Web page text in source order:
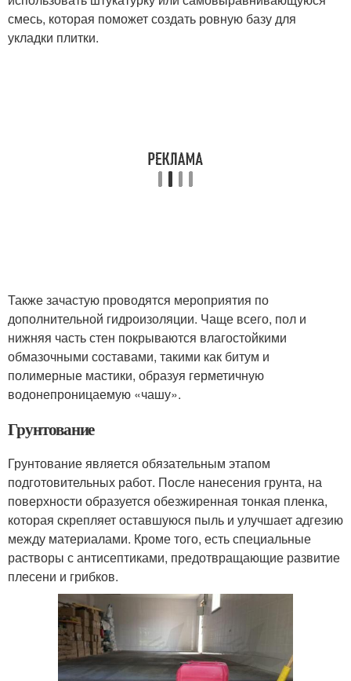
смесь, которая поможет создать ровную базу для
укладки плитки.
Также зачастую проводятся мероприятия по
дополнительной гидроизоляции. Чаще всего, пол и
нижняя часть стен покрываются влагостойкими
обмазочными составами, такими как битум и
полимерные мастики, образуя герметичную
водонепроницаемую «чашу».
Грунтование
Грунтование является обязательным этапом
подготовительных работ. После нанесения грунта, на
поверхности образуется обезжиренная тонкая пленка,
которая скрепляет оставшуюся пыль и улучшает адгезию
между материалами. Кроме того, есть специальные
растворы с антисептиками, предотвращающие развитие
плесени и грибков.